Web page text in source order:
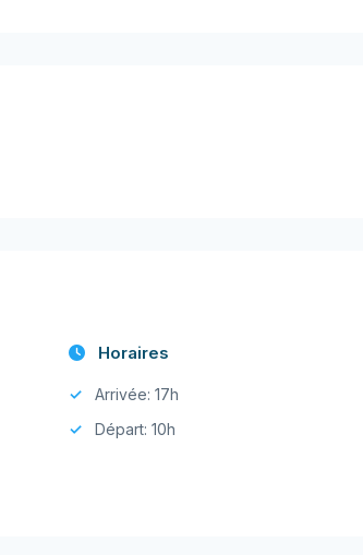
Horaires
Arrivée: 17h
Départ: 10h